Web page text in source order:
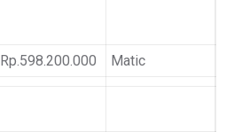
Rp.598.200.000 Matic